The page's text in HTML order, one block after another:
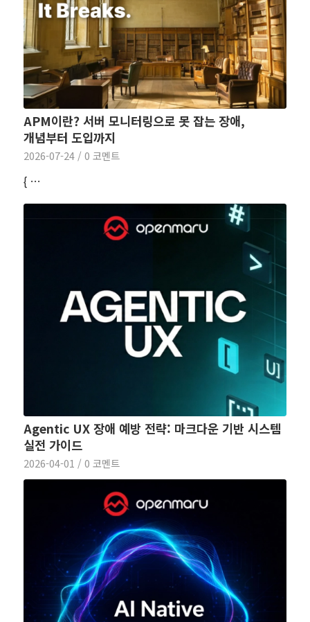
APM이란? 서버 모니터링으로 못 잡는 장애,
개념부터 도입까지
2026-07-24 / 0 코멘트
{ …
Agentic UX 장애 예방 전략: 마크다운 기반 시스템
실전 가이드
2026-04-01 / 0 코멘트